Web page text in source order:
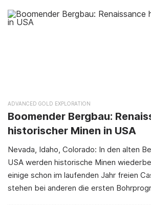
ADVANCED GOLD EXPLORATION
Boomender Bergbau:
historischer Minen in USA
Nevada, Idaho, Colorado: In den alten
USA werden historische Minen
einige schon im laufenden Jahr freien
stehen bei anderen die ersten